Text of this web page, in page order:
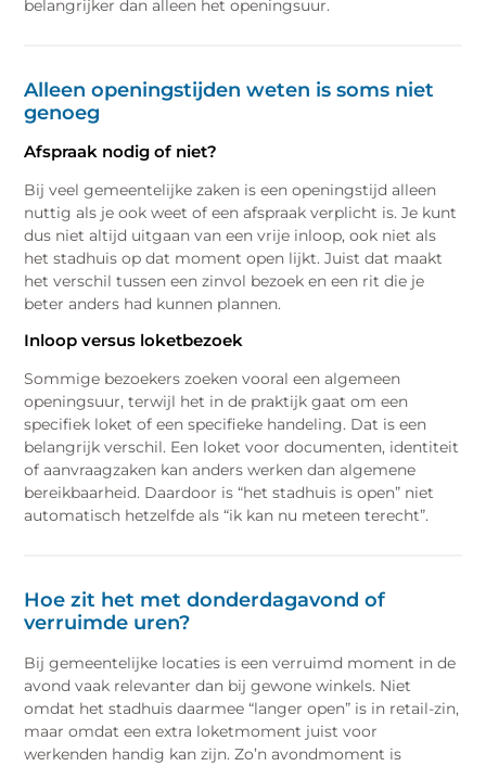
belangrijker dan alleen het openingsuur.
Alleen openingstijden weten is soms niet
genoeg
Afspraak nodig of niet?
Bij veel gemeentelijke zaken is een openingstijd alleen
nuttig als je ook weet of een afspraak verplicht is. Je kunt
dus niet altijd uitgaan van een vrije inloop, ook niet als
het stadhuis op dat moment open lijkt. Juist dat maakt
het verschil tussen een zinvol bezoek en een rit die je
beter anders had kunnen plannen.
Inloop versus loketbezoek
Sommige bezoekers zoeken vooral een algemeen
openingsuur, terwijl het in de praktijk gaat om een
specifiek loket of een specifieke handeling. Dat is een
belangrijk verschil. Een loket voor documenten, identiteit
of aanvraagzaken kan anders werken dan algemene
bereikbaarheid. Daardoor is “het stadhuis is open” niet
automatisch hetzelfde als “ik kan nu meteen terecht”.
Hoe zit het met donderdagavond of
verruimde uren?
Bij gemeentelijke locaties is een verruimd moment in de
avond vaak relevanter dan bij gewone winkels. Niet
omdat het stadhuis daarmee “langer open” is in retail-zin,
maar omdat een extra loketmoment juist voor
werkenden handig kan zijn. Zo’n avondmoment is